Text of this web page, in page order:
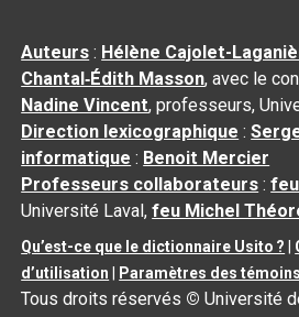
Auteurs : Hélène Cajolet-
Chantal‑Édith Masson, avec le
Nadine Vincent, professeurs,
Direction lexicographique :
informatique : Benoit Mercier
Professeurs collaborateurs :
Université Laval,feu Michel
Qu’est-ce que le dictionnaire Usito ?
d’utilisation
Paramètres des témoins
Tous droits réservés © Université